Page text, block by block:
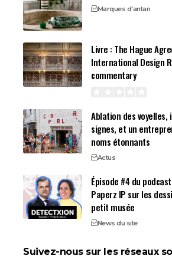
Marques d'antan
Livre : The Hague
International Design
commentary
Ablation des
signes, et un
noms étonnants
Actus
Épisode #4 du
Paperz IP sur les
petit musée
News du site
Suivez-nous sur les réseaux